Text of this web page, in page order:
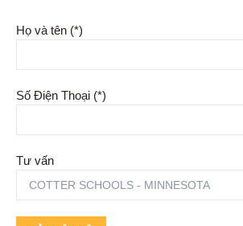
Họ và tên (*)
Số Điện Thoại (*)
Tư vấn